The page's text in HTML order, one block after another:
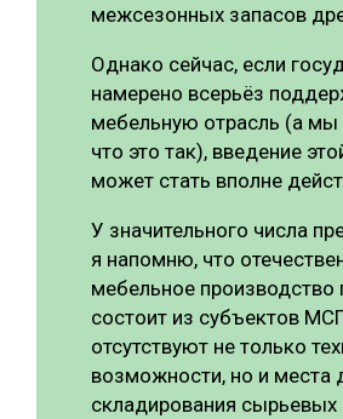
межсезонных запасов
Однако сейчас, если
намерено всерьёз
мебельную отрасль (а мы
что это так), введение
может стать вполне
У значительного числа
я напомню, что
мебельное производство
состоит из субъектов
отсутствуют не только
возможности, но и места
складирования сырьевых